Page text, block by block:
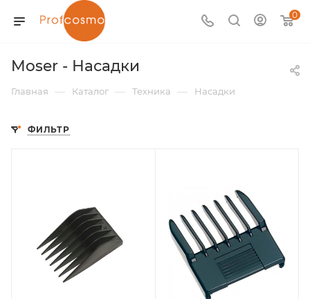
0
Moser - Насадки
Главная — Каталог — Техника — Насадки
ФИЛЬТР